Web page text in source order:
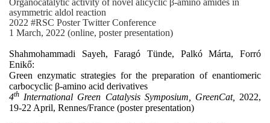
asymmetric aldol reaction
2022 #RSC Poster Twitter Conference
1 March, 2022 (online, poster presentation)
Shahmohammadi Sayeh, Faragó Tünde, Palkó Márta, Forró
Enikő:
Green enzymatic strategies for the preparation of enantiomeric
carbocyclic β-amino acid derivatives
4th International Green Catalysis Symposium, GreenCat,
2022,
19-22 April, Rennes/France (poster presentation)